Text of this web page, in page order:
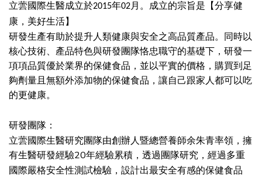
立蕓國際生醫成立於2015年02月。成立的宗旨是【分享健
康，美好生活】
研發生產有助於提升人類健康與安全之高品質產品。同時以
核心技術、產品特色與研發團隊恪忠職守的基礎下，研發一
項項品質優於業界的保健食品，並以平實的價格，購買到足
夠劑量且無額外添加物的保健食品，讓自己跟家人都可以吃
的更健康。
研發團隊：
立蕓國際生醫研究團隊由創辦人暨總營養師余朱青率領，擁
有生醫研發經驗20年經驗累積，透過團隊研究，經過多重
國際嚴格安全性測試檢驗，設計出最安全有感的保健食品